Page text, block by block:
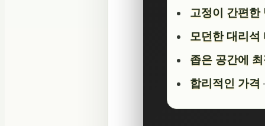
고정이 간편한
모던한 대리석
좁은 공간에
합리적인 가격